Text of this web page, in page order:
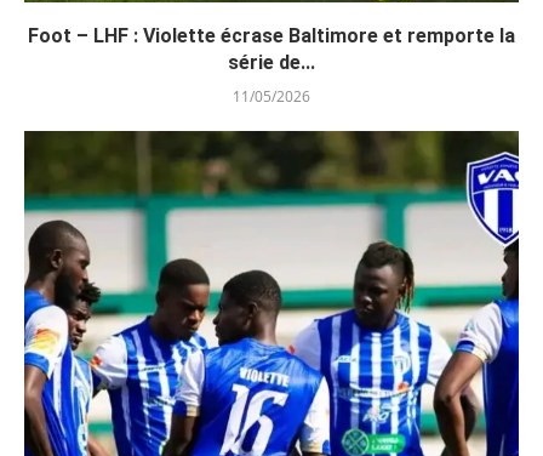
Foot – LHF : Violette écrase Baltimore et remporte la
série de...
11/05/2026